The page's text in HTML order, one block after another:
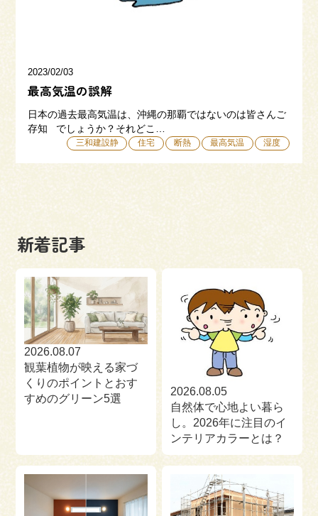
2023/02/03
最高気温の誤解
日本の過去最高気温は、沖縄の那覇ではないのは皆さんご
存知 でしょうか？それどこ…
三和建設静 住宅 断熱 最高気温 湿度
新着記事
2026.08.07
観葉植物が映える家づ
くりのポイントとおす
すめのグリーン5選
2026.08.05
自然体で心地よい暮ら
し。2026年に注目のイ
ンテリアカラーとは？